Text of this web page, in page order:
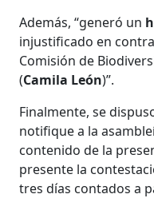
Además, “generó un
injustificado en
Comisión de
(Camila León)”.
Finalmente, se
notifique a la
contenido de la
presente la
tres días contados a